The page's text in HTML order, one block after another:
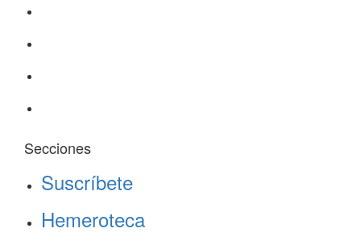
Secciones
Suscríbete
Hemeroteca